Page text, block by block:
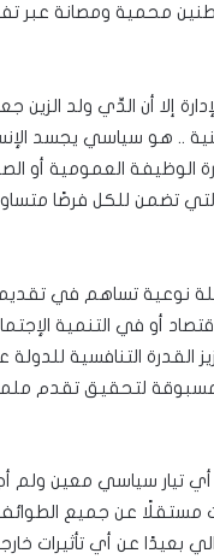
محمية ومصانة عبر
إلا أن الدِّي ولد الزين
.. هو سياسي يجسد
الوظيفة العمومية أو
تضمن للكل فرصًا
نوعية تساهم في
أو في التنمية
القدرة التنافسية للدولة
مسبوقة لتحقيق تقدم
تيار سياسي معين ولم
مستقلًا عن جميع
بعيدًا عن أي تأثيرات